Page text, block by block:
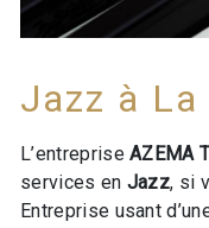
Jazz à La
L’entrepriseAZEMA
services en Jazz, si
Entreprise usant